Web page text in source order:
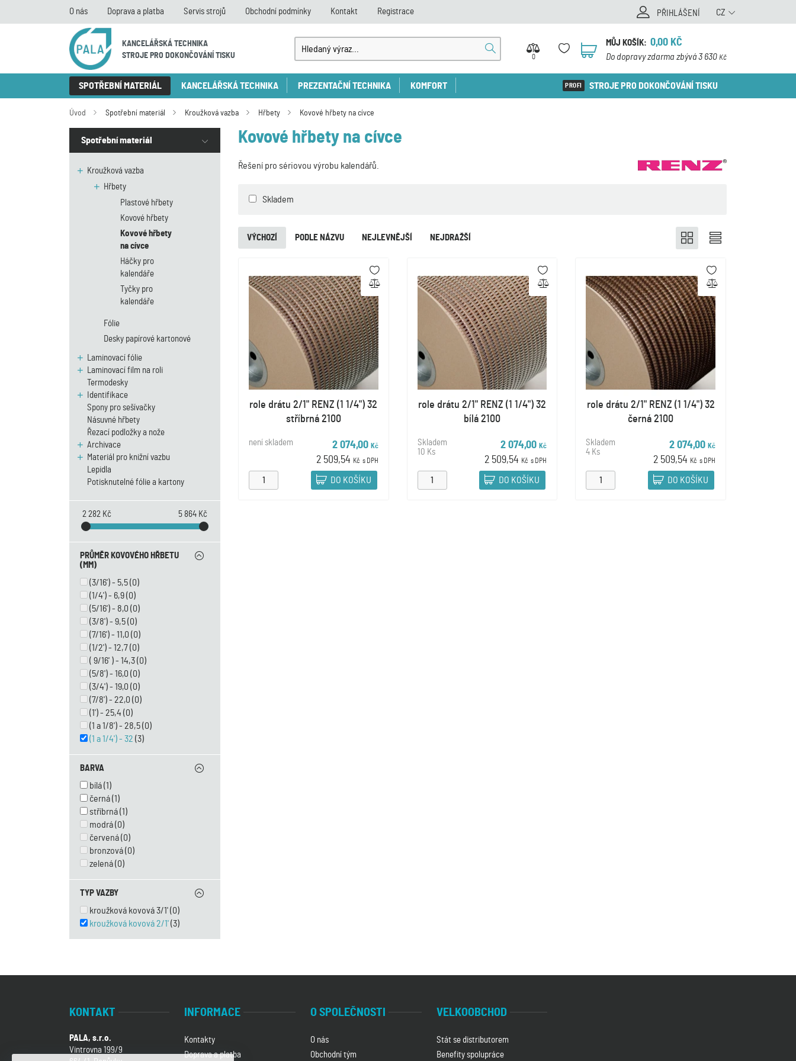
O nás Doprava a platba Servis strojů Obchodní podmínky Kontakt Registrace PŘIHLÁŠENÍ CZ
KANCELÁŘSKÁ TECHNIKA
STROJE PRO DOKONČOVÁNÍ TISKU
0
0
MŮJ KOŠÍK: 0,00 KČ
Do dopravy zdarma zbývá 3 630 Kč
SPOTŘEBNÍ MATERIÁL KANCELÁŘSKÁ TECHNIKA PREZENTAČNÍ TECHNIKA KOMFORT STROJE PRO DOKONČOVÁNÍ TISKU
Úvod Spotřební materiál Kroužková vazba Hřbety Kovové hřbety na cívce
Spotřební materiál
Kroužková vazba
Hřbety
Plastové hřbety
Kovové hřbety
Kovové hřbety
na cívce
Háčky pro
kalendáře
Tyčky pro
kalendáře
Fólie
Desky papírové kartonové
Laminovací fólie
Laminovací film na roli
Termodesky
Identifikace
Spony pro sešívačky
Násuvné hřbety
Řezací podložky a nože
Archivace
Materiál pro knižní vazbu
Lepidla
Potisknutelné fólie a kartony
2 282 Kč 5 864 Kč
PRŮMĚR KOVOVÉHO HŘBETU
(MM)
(3/16') - 5,5(0)
(1/4') - 6,9(0)
(5/16') - 8,0 (0)
(3/8') - 9,5(0)
(7/16') - 11,0 (0)
(1/2') - 12,7(0)
( 9/16' ) - 14,3(0)
(5/8') - 16,0 (0)
(3/4') - 19,0 (0)
(7/8') - 22,0 (0)
(1') - 25,4 (0)
(1 a 1/8') - 28,5(0)
(1 a 1/4') - 32 (3)
BARVA
bílá(1)
černá(1)
stříbrná(1)
modrá(0)
červená(0)
bronzová(0)
zelená(0)
TYP VAZBY
kroužková kovová 3/1'(0)
kroužková kovová 2/1'(3)
Kovové hřbety na cívce
Řešení pro sériovou výrobu kalendářů.
Skladem
NEJLEVNĚJŠÍ NEJDRAŽŠÍ
PODLE NÁZVU
VÝCHOZÍ
role drátu 2/1" RENZ (1 1/4") 32
stříbrná 2100
není skladem 2 074,00 Kč
2 509,54 Kč s DPH
DO KOŠÍKU
role drátu 2/1" RENZ (1 1/4") 32
bílá 2100
Skladem
10 Ks
2 074,00Kč
2 509,54 Kč s DPH
DO KOŠÍKU
role drátu 2/1" RENZ (1 1/4") 32
černá 2100
Skladem
4 Ks
2 074,00Kč
2 509,54 Kč s DPH
DO KOŠÍKU
KONTAKT
PALA, s.r.o.
Vintrovna 199/9
INFORMACE
Kontakty
Doprava a platba
O SPOLEČNOSTI
O nás
Obchodní tým
VELKOOBCHOD
Stát se distributorem
Benefity spolupráce